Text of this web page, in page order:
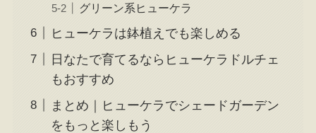
グリーン系ヒューケラ
ヒューケラは鉢植えでも楽しめる
日なたで育てるならヒューケラドルチェ
もおすすめ
まとめ｜ヒューケラでシェードガーデン
をもっと楽しもう